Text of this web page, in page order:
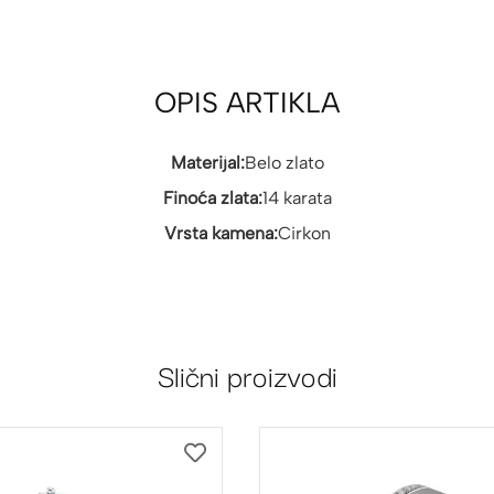
OPIS ARTIKLA
Materijal:Belo zlato
Finoća zlata:14 karata
Vrsta kamena:Cirkon
Slični proizvodi